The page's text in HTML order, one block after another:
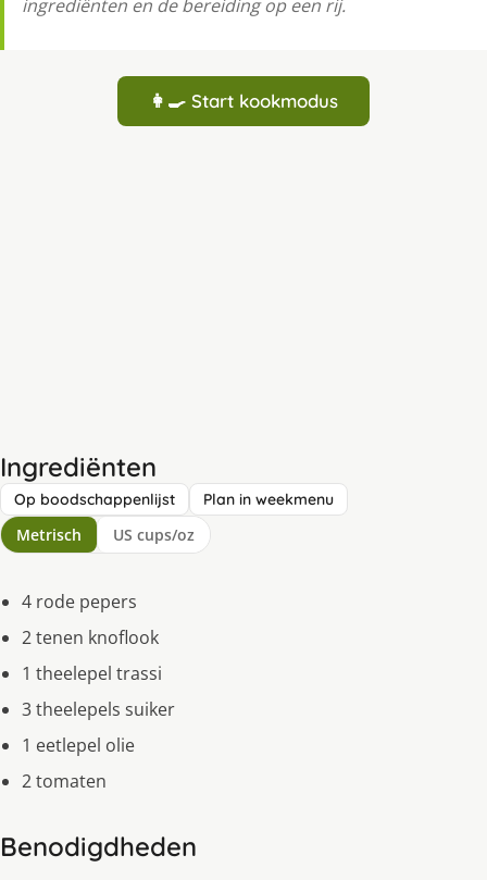
ingrediënten en de bereiding op een rij.
👩‍🍳 Start kookmodus
Ingrediënten
Op boodschappenlijst Plan in weekmenu
Metrisch US cups/oz
4 rode pepers
2 tenen knoflook
1 theelepel trassi
3 theelepels suiker
1 eetlepel olie
2 tomaten
Benodigdheden